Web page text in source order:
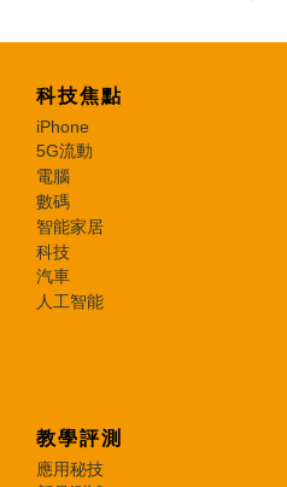
科技焦點
iPhone
5G流動
電腦
數碼
智能家居
科技
汽車
人工智能
教學評測
應用秘技